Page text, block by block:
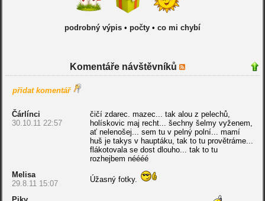
podrobný výpis• počty• co mi chybí
Komentáře návštěvníků
přidat komentář
Čárlínci
30.10.11 22:57
čičí zdarec. mazec... tak alou z pelechů,
holískovic maj recht... šechny šelmy vyženem,
ať nelenošej... sem tu v pelný polní... mamí
huš je takys v hauptáku, tak to tu provětráme...
flákotovala se dost dlouho... tak to tu
rozhejbem néééé
Melisa
29.8.11 15:07
Úžasný fotky.